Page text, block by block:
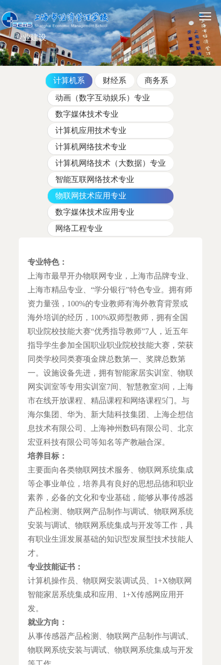
专业建设
计算机系 财经系 商务系
动画（数字互动娱乐）专业
数字媒体技术专业
计算机应用技术专业
计算机网络技术专业
计算机网络技术（大数据）专业
智能互联网络技术专业
物联网技术应用专业
数字媒体技术应用专业
网络工程专业
专业特色：
上海市最早开办物联网专业，上海市品牌专业、
上海市精品专业、“学分银行”特色专业。拥有师
资力量强，100%的专业教师有海外教育背景或
海外培训的经历，100%双师型教师，拥有全国
职业院校技能大赛“优秀指导教师”7人，近五年
指导学生参加全国职业职业院校技能大赛，荣获
同类学校同类赛项金牌总数第一、奖牌总数第
一。设施设备先进，拥有智能家居实训室、物联
网实训室等专用实训室7间、智慧教室3间，上海
市在线开放课程、精品课程和网络课程5门。与
海尔集团、华为、新大陆科技集团、上海企想信
息技术有限公司、上海神州数码有限公司、北京
宏亚科技有限公司等知名等产教融合深。
培养目标：
主要面向各类物联网技术服务、物联网系统集成
等企事业单位，培养具有良好的思想品德和职业
素养，必备的文化和专业基础，能够从事传感器
产品检测、物联网产品制作与调试、物联网系统
安装与调试、物联网系统集成与开发等工作，具
有职业生涯发展基础的知识型发展型技术技能人
才。
专业技能证书：
计算机操作员、物联网安装调试员、1+X物联网
智能家居系统集成和应用、1+X传感网应用开
发。
就业方向：
从事传感器产品检测、物联网产品制作与调试、
物联网系统安装与调试、物联网系统集成与开发